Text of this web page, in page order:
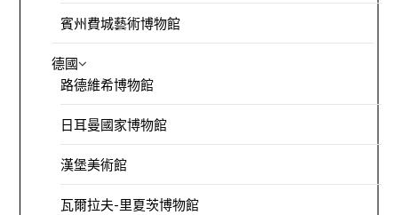
賓州費城藝術博物館
德國
路德維希博物館
日耳曼國家博物館
漢堡美術館
瓦爾拉夫-里夏茨博物館